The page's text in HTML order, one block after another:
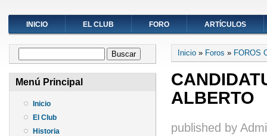
INICIO EL CLUB FORO ARTÍCULOS
Formulario de búsqueda
Menú Principal
Inicio
El Club
Historia
Se encuentra
Inicio » Foros » FOROS
ALBERTO
published by